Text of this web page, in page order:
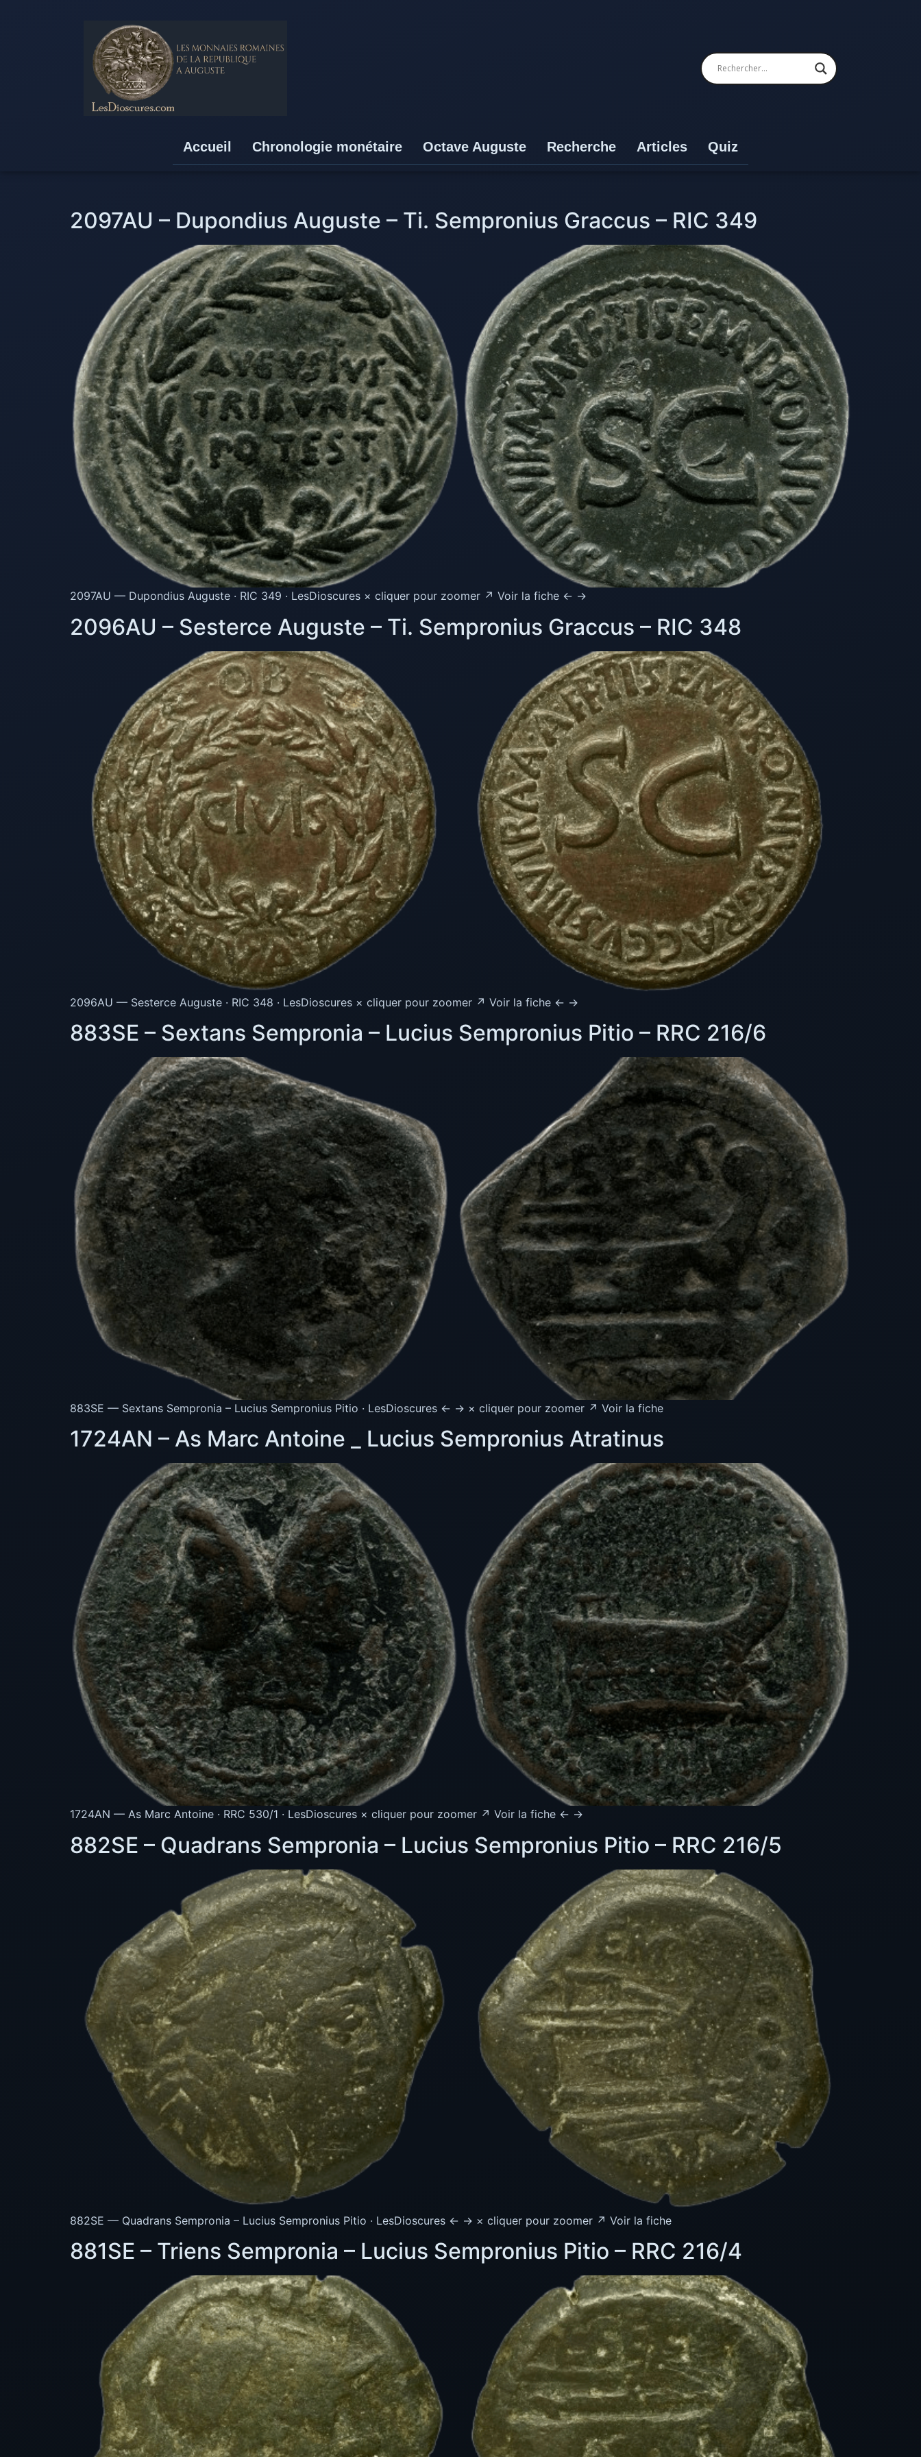
Accueil Chronologie monétaire Octave Auguste Recherche Articles Quiz
2097AU – Dupondius Auguste – Ti. Sempronius Graccus – RIC 349
2097AU — Dupondius Auguste · RIC 349 · LesDioscures × cliquer pour zoomer ↗ Voir la fiche ← →
2096AU – Sesterce Auguste – Ti. Sempronius Graccus – RIC 348
2096AU — Sesterce Auguste · RIC 348 · LesDioscures × cliquer pour zoomer ↗ Voir la fiche ← →
883SE – Sextans Sempronia – Lucius Sempronius Pitio – RRC 216/6
883SE — Sextans Sempronia – Lucius Sempronius Pitio · LesDioscures ← → × cliquer pour zoomer ↗ Voir la fiche
1724AN – As Marc Antoine _ Lucius Sempronius Atratinus
1724AN — As Marc Antoine · RRC 530/1 · LesDioscures × cliquer pour zoomer ↗ Voir la fiche ← →
882SE – Quadrans Sempronia – Lucius Sempronius Pitio – RRC 216/5
882SE — Quadrans Sempronia – Lucius Sempronius Pitio · LesDioscures ← → × cliquer pour zoomer ↗ Voir la fiche
881SE – Triens Sempronia – Lucius Sempronius Pitio – RRC 216/4